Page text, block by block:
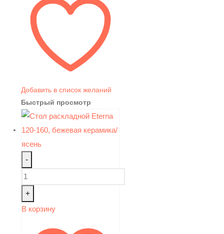
Добавить в список желаний
Быстрый просмотр
-
+
В корзину